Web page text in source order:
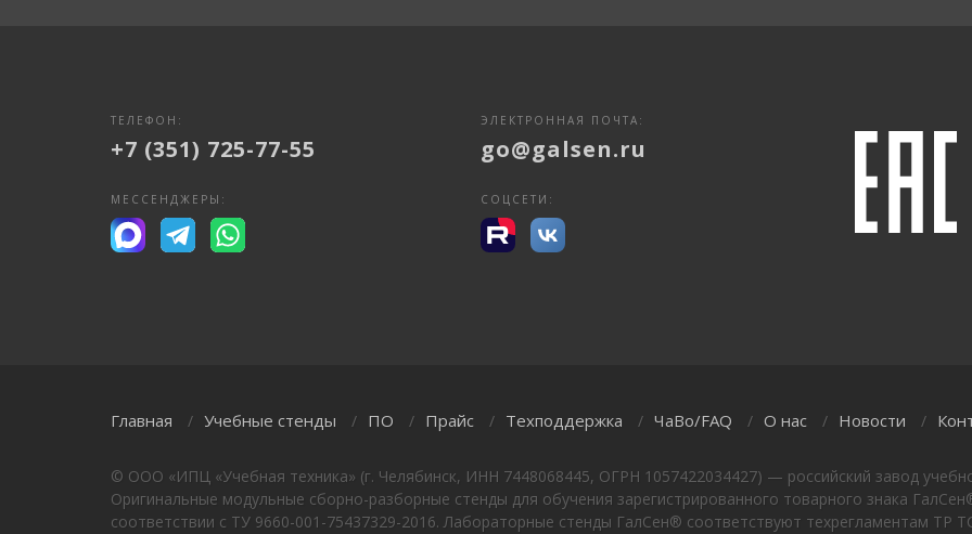
ТЕЛЕФОН:
+7 (351) 725-77-55
ЭЛЕКТРОННАЯ ПОЧТА:
go@galsen.ru
МЕССЕНДЖЕРЫ: СОЦСЕТИ:
Главная / Учебные стенды / ПО / Прайс / Техподдержка / ЧаВо/FAQ / О нас / Новости /
© ООО «ИПЦ «Учебная техника» (г. Челябинск, ИНН 7448068445, ОГРН 1057422034427) — российский завод
Оригинальные модульные сборно-разборные стенды для обучения зарегистрированного товарного знака
соответствии с ТУ 9660-001-75437329-2016. Лабораторные стенды ГалСен® соответствуют техрегламентам ТР